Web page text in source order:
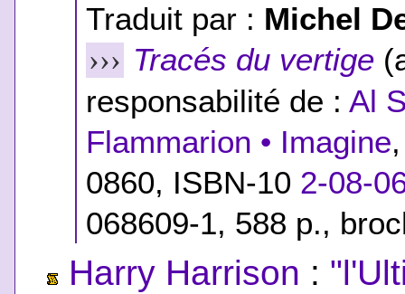
Traduit par : Michel
››› Tracés du vertige
responsabilité de :Al
Flammarion • Imagine
0860, ISBN-10 2-08-
068609-1, 588 p.,
Harry Harrison :